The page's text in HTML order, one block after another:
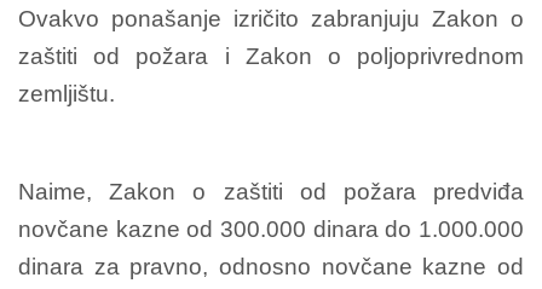
Ovakvo ponašanje izričito zabranjuju Zakon o
zaštiti od požara i Zakon o poljoprivrednom
zemljištu.
Naime, Zakon o zaštiti od požara predviđa
novčane kazne od 300.000 dinara do 1.000.000
dinara za pravno, odnosno novčane kazne od